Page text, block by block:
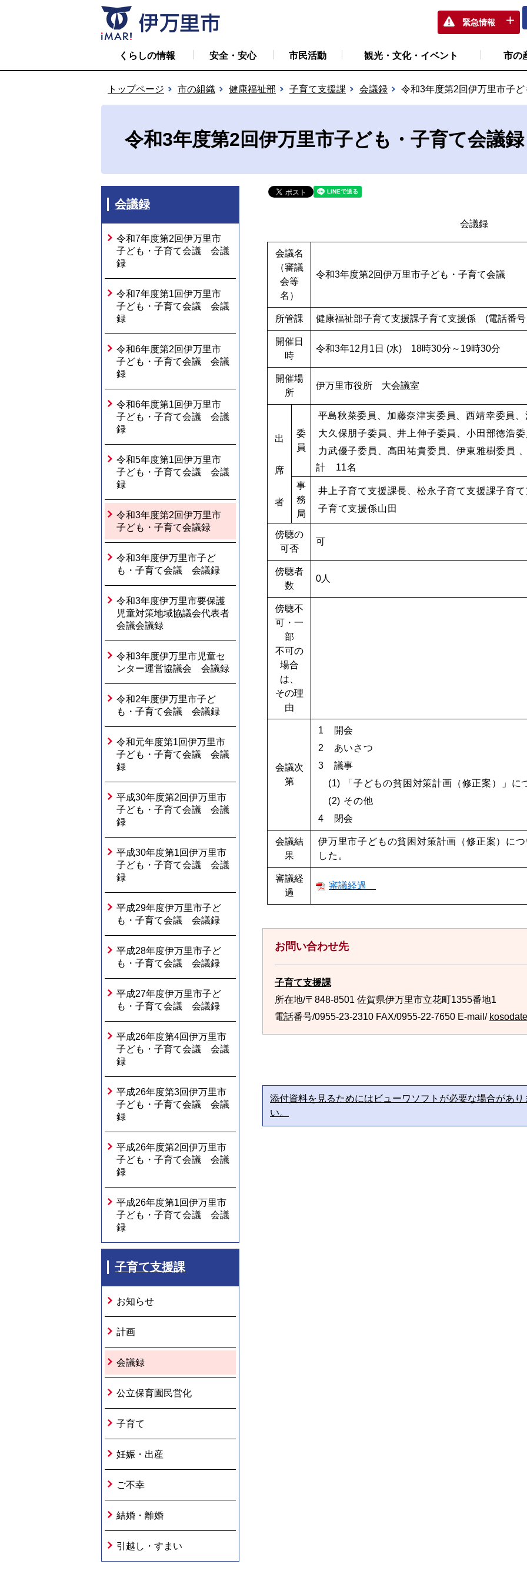
緊急情報
くらしの情報 安全・安心 市民活動 観光・文化・イベント 市の
トップページ 市の組織 健康福祉部 子育て支援課 会議録 令和3年度第2回伊万里市子
令和3年度第2回伊万里市子ども・子育て会議録
会議録
令和7年度第2回伊万里市
子ども・子育て会議 会議
録
令和7年度第1回伊万里市
子ども・子育て会議 会議
録
令和6年度第2回伊万里市
子ども・子育て会議 会議
録
令和6年度第1回伊万里市
子ども・子育て会議 会議
録
令和5年度第1回伊万里市
子ども・子育て会議 会議
録
令和3年度第2回伊万里市
子ども・子育て会議録
令和3年度伊万里市子ど
も・子育て会議 会議録
令和3年度伊万里市要保護
児童対策地域協議会代表者
会議会議録
令和3年度伊万里市児童セ
ンター運営協議会 会議録
令和2年度伊万里市子ど
も・子育て会議 会議録
令和元年度第1回伊万里市
子ども・子育て会議 会議
録
平成30年度第2回伊万里市
子ども・子育て会議 会議
録
平成30年度第1回伊万里市
子ども・子育て会議 会議
録
平成29年度伊万里市子ど
も・子育て会議 会議録
平成28年度伊万里市子ど
も・子育て会議 会議録
平成27年度伊万里市子ど
も・子育て会議 会議録
平成26年度第4回伊万里市
子ども・子育て会議 会議
録
平成26年度第3回伊万里市
子ども・子育て会議 会議
録
平成26年度第2回伊万里市
子ども・子育て会議 会議
録
平成26年度第1回伊万里市
子ども・子育て会議 会議
録
子育て支援課
お知らせ
計画
会議録
公立保育園民営化
子育て
妊娠・出産
ご不幸
結婚・離婚
引越し・すまい
会議録
会議名
（審議
会等
名）
令和3年度第2回伊万里市子ども・子育て会議
所管課 健康福祉部子育て支援課子育て支援係 (電話番
開催日
時
令和3年12月1日 (水) 18時30分～19時30分
開催場
所
伊万里市役所 大会議室
出
席
者
委
員
平島秋菜委員、加藤奈津実委員、西靖幸委員
大久保朋子委員、井上伸子委員、小田部徳浩
力武優子委員、高田祐貴委員、伊東雅樹委員
計 11名
事
務
局
井上子育て支援課長、 松永子育て支援課子育
子育て支援係山田
傍聴の
可否
可
傍聴者
数
0人
傍聴不
可・一
部
不可の
場合
は、
その理
由
会議次
第
1 開会
2 あいさつ
3 議事
(1) 「子どもの貧困対策計画（修正案）」に
(2) その他
4 閉会
会議結
果
伊万里市子どもの貧困対策計画（修正案） に
した。
審議経
過
審議経過
お問い合わせ先
子育て支援課
所在地/〒848-8501 佐賀県伊万里市立花町1355番地1
電話番号/0955-23-2310 FAX/0955-22-7650 E-mail/
添付資料を見るためにはビューワソフトが必要な場合があ
い。